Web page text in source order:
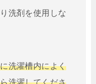
洗剤を使用しな
洗濯槽内によく
洗濯してくださ